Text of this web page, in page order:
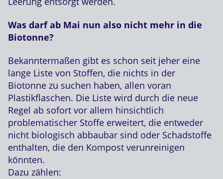
Was darf ab Mai nun also nicht mehr in die
Biotonne?
Bekanntermaßen gibt es schon seit jeher eine
lange Liste von Stoffen, die nichts in der
Biotonne zu suchen haben, allen voran
Plastikflaschen. Die Liste wird durch die neue
Regel ab sofort vor allem hinsichtlich
problematischer Stoffe erweitert, die entweder
nicht biologisch abbaubar sind oder Schadstoffe
enthalten, die den Kompost verunreinigen
könnten.
Dazu zählen: